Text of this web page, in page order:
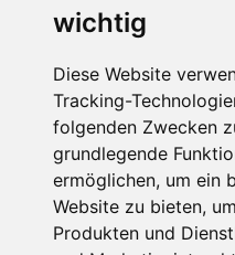
wichtig
Diese Website
Tracking-
folgenden Zwecken
grundlegende
ermöglichen, um ein
Website zu bieten,
Produkten und
Die Schneehoehen Ski
Muss für alle